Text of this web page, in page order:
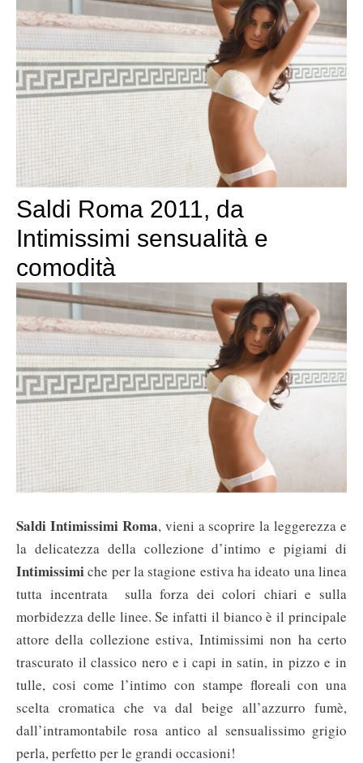
Saldi Roma 2011, da
Intimissimi sensualità e
comodità
Saldi Intimissimi Roma, vieni a scoprire la leggerezza e
la delicatezza della collezione d’intimo e pigiami di
Intimissimiche per la stagione estiva ha ideato una linea
tutta incentrata sulla forza dei colori chiari e sulla
morbidezza delle linee. Se infatti il bianco è il principale
attore della collezione estiva, Intimissimi non ha certo
trascurato il classico nero e i capi in satin, in pizzo e in
tulle, cosi come l’intimo con stampe floreali con una
scelta cromatica che va dal beige all’azzurro fumè,
dall’intramontabile rosa antico al sensualissimo grigio
perla, perfetto per le grandi occasioni!